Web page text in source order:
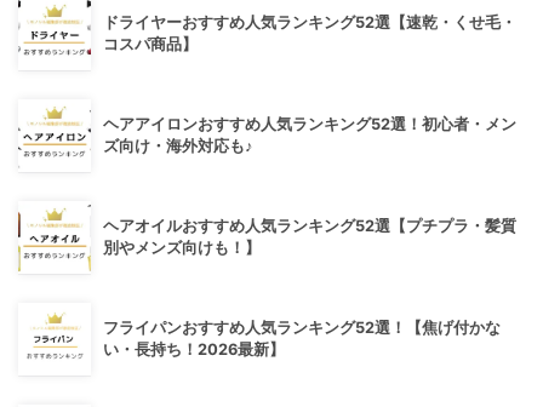
ドライヤーおすすめ人気ランキング52選【速乾・くせ毛・
コスパ商品】
ヘアアイロンおすすめ人気ランキング52選！初心者・メン
ズ向け・海外対応も♪
ヘアオイルおすすめ人気ランキング52選【プチプラ・髪質
別やメンズ向けも！】
フライパンおすすめ人気ランキング52選！【焦げ付かな
い・長持ち！2026最新】